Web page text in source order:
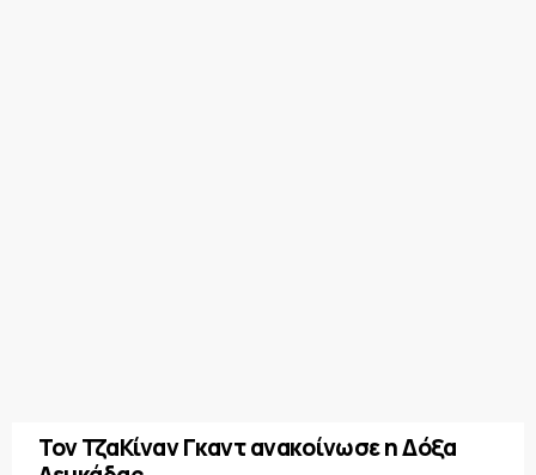
Τον ΤζαΚίναν Γκαντ ανακοίνωσε η Δόξα